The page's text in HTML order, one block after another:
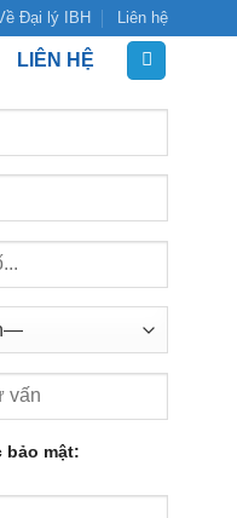
Đại lý IBH Liên hệ
LIÊN HỆ
bảo mật: